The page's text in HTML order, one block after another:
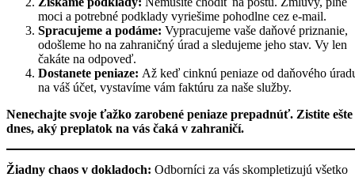
moci a potrebné podklady vyriešime pohodlne cez e-mail.
Spracujeme a podáme: Vypracujeme vaše daňové priznanie,
odošleme ho na zahraničný úrad a sledujeme jeho stav. Vy len
čakáte na odpoveď.
Dostanete peniaze: Až keď cinknú peniaze od daňového
na váš účet, vystavíme vám faktúru za naše služby.
Nenechajte svoje ťažko zarobené peniaze prepadnúť. Zistite ešte
dnes, aký preplatok na vás čaká v zahraničí.
Žiadny chaos v dokladoch: Odborníci za vás skompletizujú všetko